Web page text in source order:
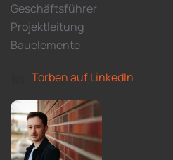
Geschäftsführer
Projektleitung
Bauelemente
Torben auf LinkedIn